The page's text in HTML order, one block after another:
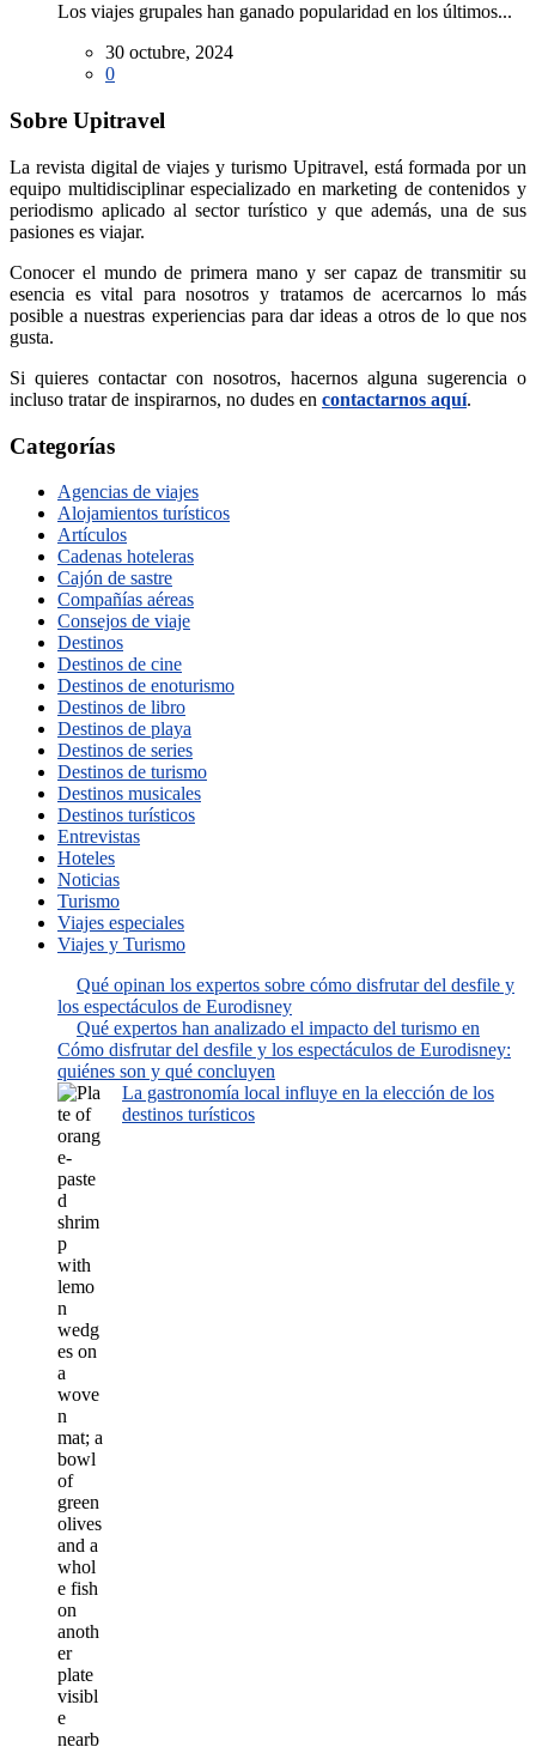
Los viajes grupales han ganado popularidad en los últimos...
30 octubre, 2024
0
Sobre Upitravel
La revista digital de viajes y turismo Upitravel, está formada por un
equipo multidisciplinar especializado en marketing de contenidos y
periodismo aplicado al sector turístico y que además, una de sus
pasiones es viajar.
Conocer el mundo de primera mano y ser capaz de transmitir su
esencia es vital para nosotros y tratamos de acercarnos lo más
posible a nuestras experiencias para dar ideas a otros de lo que nos
gusta.
Si quieres contactar con nosotros, hacernos alguna sugerencia o
incluso tratar de inspirarnos, no dudes en contactarnos aquí.
Categorías
Agencias de viajes
Alojamientos turísticos
Artículos
Cadenas hoteleras
Cajón de sastre
Compañías aéreas
Consejos de viaje
Destinos
Destinos de cine
Destinos de enoturismo
Destinos de libro
Destinos de playa
Destinos de series
Destinos de turismo
Destinos musicales
Destinos turísticos
Entrevistas
Hoteles
Noticias
Turismo
Viajes especiales
Viajes y Turismo
Qué opinan los expertos sobre cómo disfrutar del desfile y
los espectáculos de Eurodisney
Qué expertos han analizado el impacto del turismo en
Cómo disfrutar del desfile y los espectáculos de Eurodisney:
quiénes son y qué concluyen
La gastronomía local influye en la elección de los
destinos turísticos